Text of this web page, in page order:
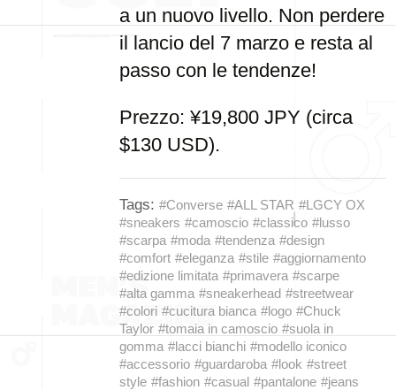
a un nuovo livello. Non perdere
il lancio del 7 marzo e resta al
passo con le tendenze!
Prezzo: ¥19,800 JPY (circa
$130 USD).
Tags: #Converse #ALL STAR #LGCY OX
#sneakers #camoscio #classico #lusso
#scarpa #moda #tendenza #design
#comfort #eleganza #stile #aggiornamento
#edizione limitata #primavera #scarpe
#alta gamma #sneakerhead #streetwear
#colori #cucitura bianca #logo #Chuck
Taylor #tomaia in camoscio #suola in
gomma #lacci bianchi #modello iconico
#accessorio #guardaroba #look #street
style #fashion #casual #pantalone #jeans